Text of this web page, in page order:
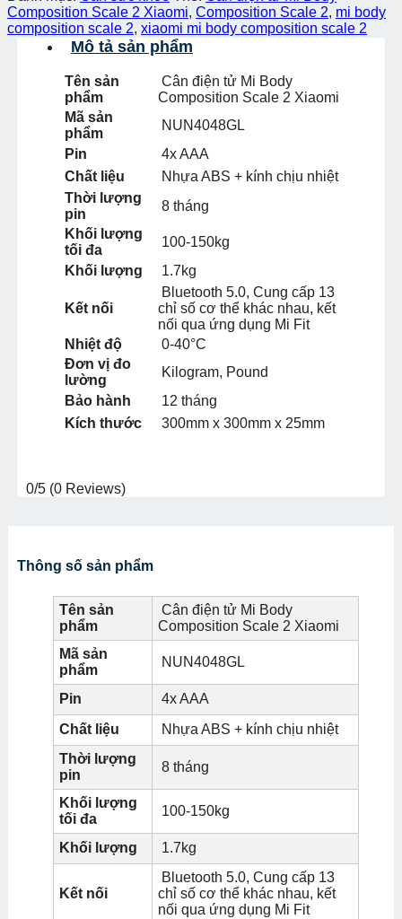
Composition Scale 2 Xiaomi, Composition Scale 2, mi body
composition scale 2, xiaomi mi body composition scale 2
Mô tả sản phẩm
Tên sản
phẩm
Cân điện tử Mi Body
Composition Scale 2 Xiaomi
Mã sản
phẩm
NUN4048GL
Pin
4x AAA
Chất liệu
Nhựa ABS + kính chịu nhiệt
Thời lượng
pin
8 tháng
Khối lượng
tối đa
100-150kg
Khối lượng
1.7kg
Kết nối
Bluetooth 5.0, Cung cấp 13
chỉ số cơ thể khác nhau, kết
nối qua ứng dụng Mi Fit
Nhiệt độ
0-40°C
Đơn vị đo
lường
Kilogram, Pound
Bảo hành
12 tháng
Kích thước
300mm x 300mm x 25mm
0/5 (0 Reviews)
Thông số sản phẩm
Tên sản
phẩm
Cân điện tử Mi Body
Composition Scale 2 Xiaomi
Mã sản
phẩm
NUN4048GL
Pin
4x AAA
Chất liệu
Nhựa ABS + kính chịu nhiệt
Thời lượng
pin
8 tháng
Khối lượng
tối đa
100-150kg
Khối lượng 1.7kg
Kết nối
Bluetooth 5.0, Cung cấp 13
chỉ số cơ thể khác nhau, kết
nối qua ứng dụng Mi Fit